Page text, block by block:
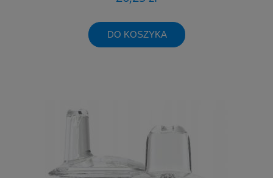
DO KOSZYKA